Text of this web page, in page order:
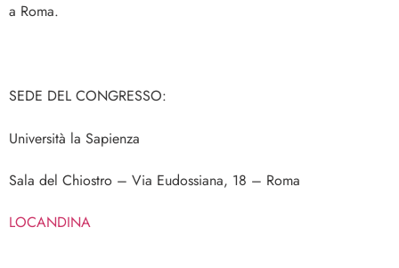
a Roma.
SEDE DEL CONGRESSO:
Università la Sapienza
Sala del Chiostro – Via Eudossiana, 18 – Roma
LOCANDINA